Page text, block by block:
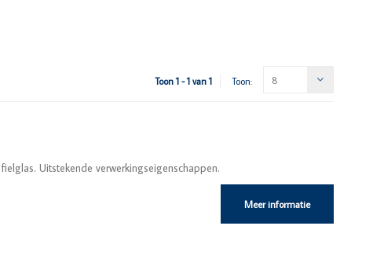
Toon 1 - 1 van 1 Toon: 8
Uitstekende verwerkingseigenschappen.
Meer informatie